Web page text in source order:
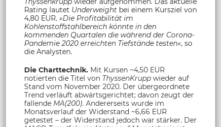
Rating lautet Underweight bei einem Kursziel von
4,80 EUR. »Die Profitabilität im
Kohlenstoffstahlbereich könnte in den
kommenden Quartalen die während der Corona-
Pandemie 2020 erreichten Tiefstände testen«, so
die Analysten.
Die Charttechnik. Mit Kursen ~4,50 EUR
notierten die Titel von ThyssenKrupp wieder auf
Stand vom November 2020. Der übergeordnete
Trend verläuft abwärtsgerichtet; davon zeugt der
fallende MA(200). Andererseits wurde im
Monatsverlauf der Widerstand ~6,66 EUR
getestet – der Widerstand jedoch war stärker. Der